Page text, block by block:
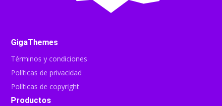
GigaThemes
Términos y condiciones
Políticas de privacidad
Políticas de copyright
Productos